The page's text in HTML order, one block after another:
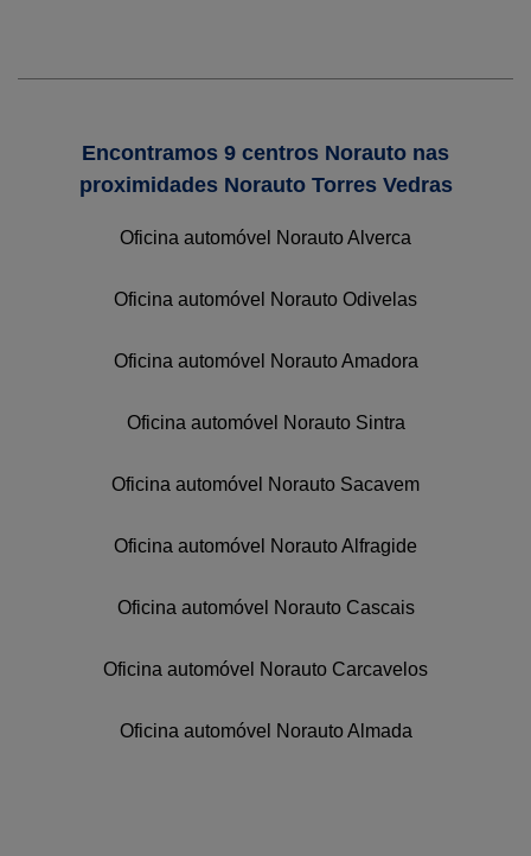
Encontramos 9 centros Norauto nas
proximidades Norauto Torres Vedras
Oficina automóvel Norauto Alverca
Oficina automóvel Norauto Odivelas
Oficina automóvel Norauto Amadora
Oficina automóvel Norauto Sintra
Oficina automóvel Norauto Sacavem
Oficina automóvel Norauto Alfragide
Oficina automóvel Norauto Cascais
Oficina automóvel Norauto Carcavelos
Oficina automóvel Norauto Almada